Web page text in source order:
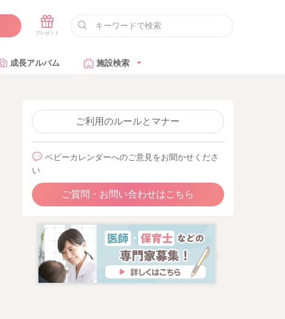
成長アルバム 施設検索
ご利用のルールとマナー
ベビーカレンダーへのご意見をお聞かせくださ
い
ご質問・お問い合わせはこちら